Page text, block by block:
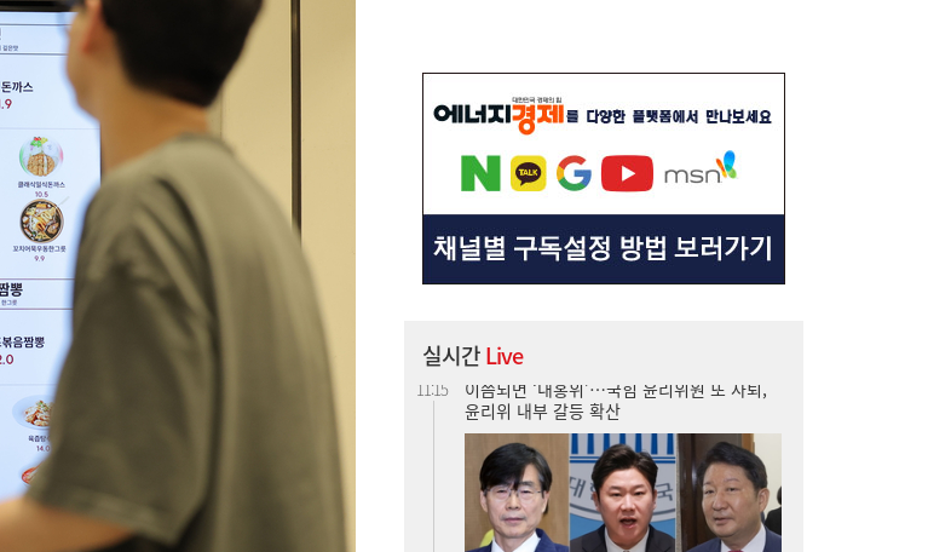
실시간Live
11:15
이쯤되면 ‘내홍위’…국힘 윤리위원 또 사퇴,
윤리위 내부 갈등 확산
10:59
“9억주 폭탄 버텼다”…스페이스X 이틀새
23% 폭등, 바닥 찍었나 [머니+]